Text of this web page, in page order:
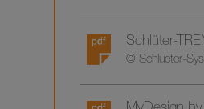
Schlüter-
© Schlueter-